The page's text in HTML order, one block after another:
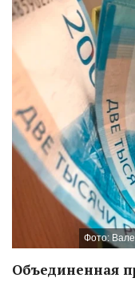
Фото:
Объединенная